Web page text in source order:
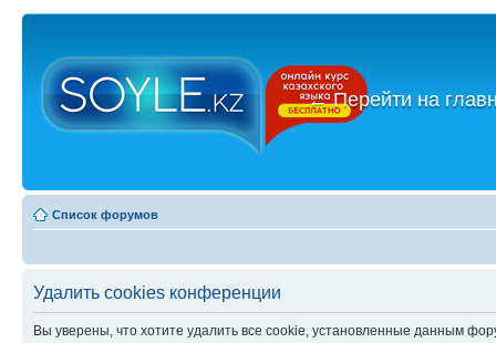
←Перейти на
Список форумов
Удалить cookies конференции
Вы уверены, что хотите удалить все cookie, установленные данным